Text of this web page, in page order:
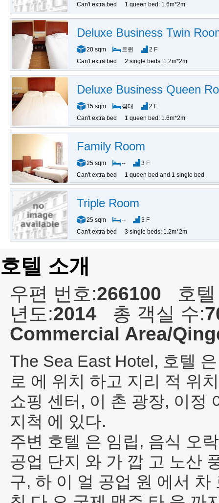
Can't extra bed
1 queen bed: 1.6m*2m
Deluxe Business Twin
20 sqm 트윈
2 F
Can't extra bed
2 single beds: 1.2m*2m
Deluxe Business Queen
15 sqm 침대
2 F
Can't extra bed
1 queen bed: 1.6m*2m
Family Room
25 sqm --
3 F
Can't extra bed
1 queen bed and 1 single bed
Triple Room
25 sqm --
3 F
Can't extra bed
3 single beds: 1.2m*2m
호텔 소개
우편 번호:266100
호
년도:2014 총 객실 수:
Commercial Area/
The Sea East Hotel, 호텔
로 에 위치 하고 지리 적 위
쇼핑 센터, 이 촌 광장, 이정
지척 에 있다.
주변 호텔 은 임립, 음식 오
공업 단지 와 가 깝 고 노산
구, 하 이 얼 공업 원 에서